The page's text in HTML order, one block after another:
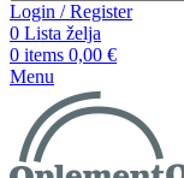
Login / Register
0 Lista želja
0 items 0,00 €
Menu